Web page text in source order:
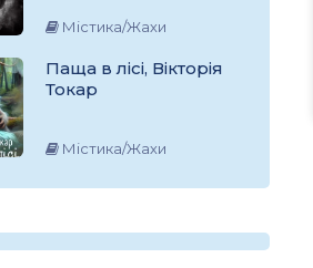
Містика/Жахи
Паща в лісі, Вікторія
Токар
Містика/Жахи